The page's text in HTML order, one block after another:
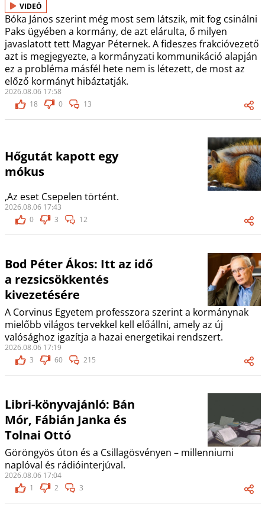
VIDEÓ
Bóka János szerint még most sem látszik, mit fog csinálni
Paks ügyében a kormány, de azt elárulta, ő milyen
javaslatott tett Magyar Péternek. A fideszes frakcióvezető
azt is megjegyezte, a kormányzati kommunikáció alapján
ez a probléma másfél hete nem is létezett, de most az
előző kormányt hibáztatják.
2026.08.06 17:58
18
0 13
Hőgutát kapott egy
mókus
,Az eset Csepelen történt.
2026.08.06 17:43
0
3 12
Bod Péter Ákos: Itt az idő
a rezsicsökkentés
kivezetésére
A Corvinus Egyetem professzora szerint a kormánynak
mielőbb világos tervekkel kell előállni, amely az új
valósághoz igazítja a hazai energetikai rendszert.
2026.08.06 17:19
3
60 215
Libri-könyvajánló: Bán
Mór, Fábián Janka és
Tolnai Ottó
Göröngyös úton és a Csillagösvényen – millenniumi
naplóval és rádióinterjúval.
2026.08.06 17:04
1
2 3